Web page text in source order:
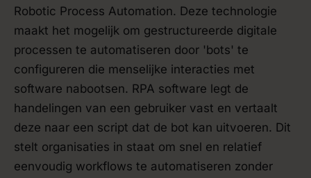
Robotic Process Automation. Deze technologie
maakt het mogelijk om gestructureerde digitale
processen te automatiseren door 'bots' te
configureren die menselijke interacties met
software nabootsen. RPA software legt de
handelingen van een gebruiker vast en vertaalt
deze naar een script dat de bot kan uitvoeren. Dit
stelt organisaties in staat om snel en relatief
eenvoudig workflows te automatiseren zonder